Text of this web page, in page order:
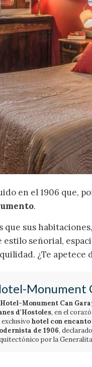
en el 1906 que,
.
sus
señorial,
¿Te apetece
Monument
Hotel-Monument Can
d'Hostoles, en el
exclusivo hotel con
de 1906,
por la